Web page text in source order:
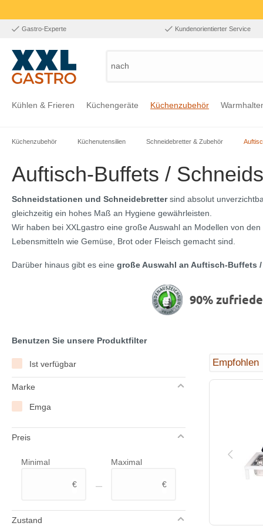
Gastro-Experte Kundenorientierter Service
nach Prod
Kühlen & Frieren Küchengeräte Küchenzubehör
Küchenzubehör Küchenutensilien Schneidebretter & Zubehör
Auftisch-Buffets /
Schneidstationen und Schneidebretter sind absolut
gleichzeitig ein hohes Maß an Hygiene gewährleisten.
Wir haben bei XXLgastro eine große Auswahl an Modellen von
Lebensmitteln wie Gemüse, Brot oder Fleisch gemacht sind.
Darüber hinaus gibt es eine große Auswahl an Auftisch-Buffets
90%
Benutzen Sie unsere Produktfilter
Ist verfügbar
Marke
Emga
Preis
Minimal
€ –
Maximal
€
Zustand